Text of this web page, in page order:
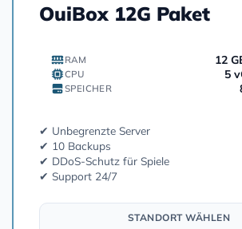
OuiBox 12G Paket
RAM 12
CPU 5
SPEICHER
✔ Unbegrenzte Server
✔ 10 Backups
✔ DDoS-Schutz für Spiele
✔ Support 24/7
STANDORT WÄHLEN